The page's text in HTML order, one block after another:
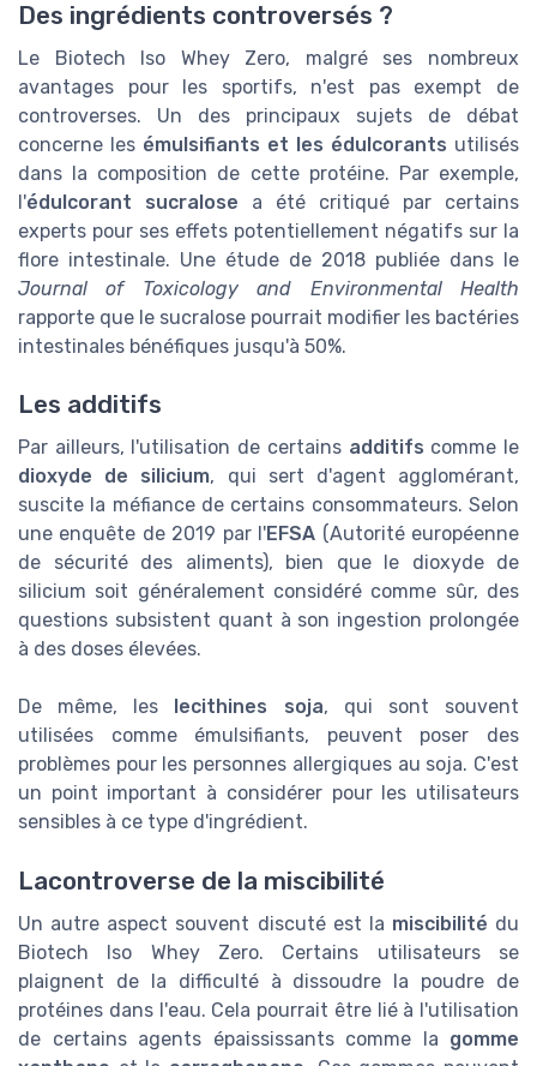
Des ingrédients controversés ?
Le Biotech Iso Whey Zero, malgré ses nombreux
avantages pour les sportifs, n'est pas exempt de
controverses. Un des principaux sujets de débat
concerne les émulsifiants et les édulcorants utilisés
dans la composition de cette protéine. Par exemple,
l'édulcorant sucralose a été critiqué par certains
experts pour ses effets potentiellement négatifs sur la
flore intestinale. Une étude de 2018 publiée dans le
Journal of Toxicology and Environmental Health
rapporte que le sucralose pourrait modifier les bactéries
intestinales bénéfiques jusqu'à 50%.
Les additifs
Par ailleurs, l'utilisation de certains additifs comme le
dioxyde de silicium, qui sert d'agent agglomérant,
suscite la méfiance de certains consommateurs. Selon
une enquête de 2019 par l'EFSA (Autorité européenne
de sécurité des aliments), bien que le dioxyde de
silicium soit généralement considéré comme sûr, des
questions subsistent quant à son ingestion prolongée
à des doses élevées.
De même, les lecithines soja, qui sont souvent
utilisées comme émulsifiants, peuvent poser des
problèmes pour les personnes allergiques au soja. C'est
un point important à considérer pour les utilisateurs
sensibles à ce type d'ingrédient.
Lacontroverse de la miscibilité
Un autre aspect souvent discuté est la miscibilité du
Biotech Iso Whey Zero. Certains utilisateurs se
plaignent de la difficulté à dissoudre la poudre de
protéines dans l'eau. Cela pourrait être lié à l'utilisation
de certains agents épaississants comme la gomme